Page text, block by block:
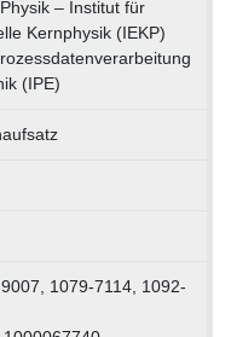
– Institut für
Kernphysik (IEKP)
(IPE)
1079-7114, 1092-